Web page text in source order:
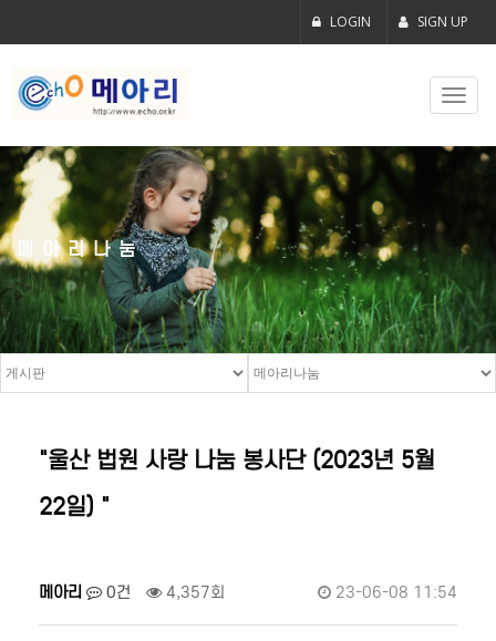
LOGIN SIGN UP
메아리나눔
"울산 법원 사랑 나눔 봉사단 (2023년 5월
22일) "
메아리 0건 4,357회 23-06-08 11:54